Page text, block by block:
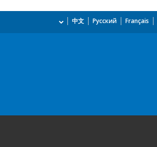
Français
Русский
中文